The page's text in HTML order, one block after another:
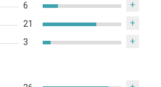
6 +
21 +
3 +